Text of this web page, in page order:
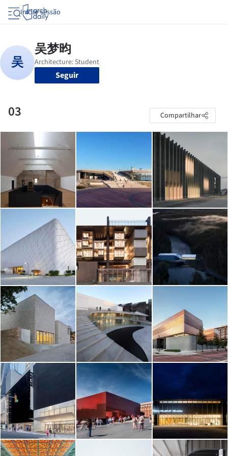
Iniciar sessão
Seguir
03 Compartilhar